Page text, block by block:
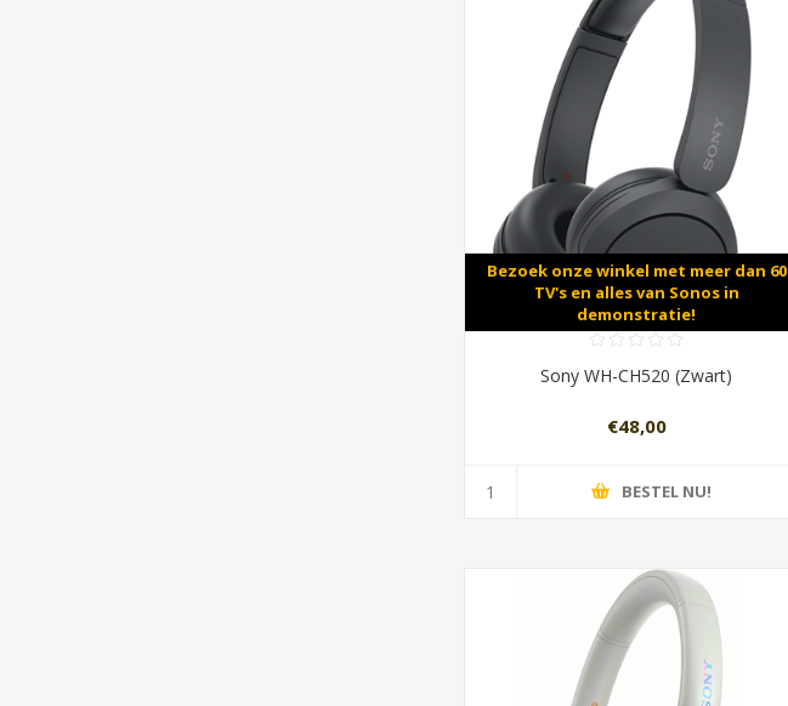
Bezoek onze winkel met meer dan 60
TV's en alles van Sonos in
demonstratie!
Sony WH-CH520 (Zwart)
€48,00
BESTEL NU!